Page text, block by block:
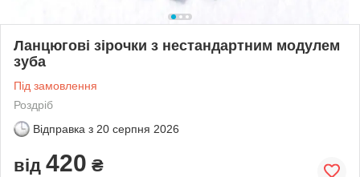
Ланцюгові зірочки з нестандартним модулем
зуба
Під замовлення
Роздріб
Відправка з 20 серпня 2026
від 420 ₴